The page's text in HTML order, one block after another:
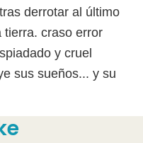
derrotar al último
tierra. craso error
y cruel
sus sueños... y su